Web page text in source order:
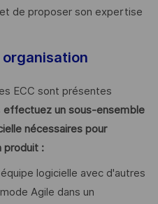
de proposer son expertise
ECC sont présentes
effectuez un sous-ensemble
nécessaires pour
produit :
logicielle avec d'autres
Agile dans un